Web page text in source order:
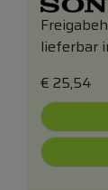
lieferbar
€ 25,54